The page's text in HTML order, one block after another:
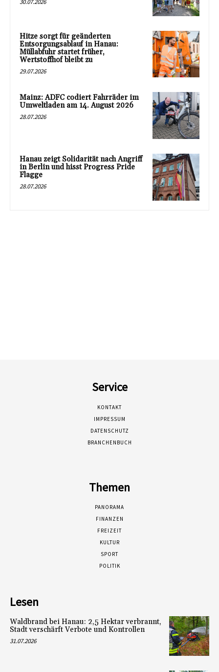
Hitze sorgt für geänderten
Entsorgungsablauf in Hanau:
Müllabfuhr startet früher,
Wertstoffhof bleibt zu
29.07.2026
Mainz: ADFC codiert Fahrräder im
Umweltladen am 14. August 2026
28.07.2026
Hanau zeigt Solidarität nach Angriff
in Berlin und hisst Progress Pride
Flagge
28.07.2026
Service
KONTAKT
IMPRESSUM
DATENSCHUTZ
BRANCHENBUCH
Themen
PANORAMA
FINANZEN
FREIZEIT
KULTUR
SPORT
POLITIK
Lesen
Waldbrand bei Hanau: 2,5 Hektar verbrannt,
Stadt verschärft Verbote und Kontrollen
31.07.2026